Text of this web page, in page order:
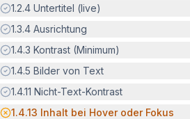
Erfüllt:
1.2.4 Untertitel (live)
Erfüllt:
1.3.4 Ausrichtung
Erfüllt:
1.4.3 Kontrast (Minimum)
Erfüllt:
1.4.5 Bilder von Text
Erfüllt:
1.4.11 Nicht-Text-Kontrast
Potenzielle Barriere:
1.4.13 Inhalt bei Hover oder Fokus